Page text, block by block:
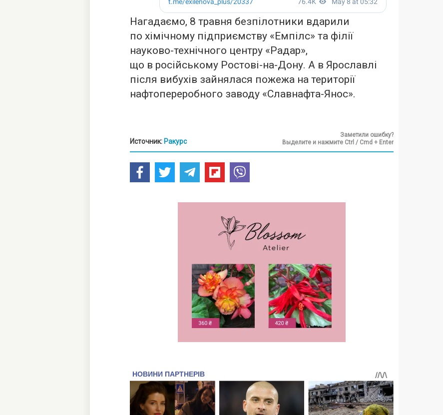
Нагадаємо, 8 травня безпілотники вдарили
по хімічному підприємству «Емпілс» та філії
науково-технічного центру «Радар»,
що в російському Ростові-на-Дону. А в Ярославлі
після вибухів зайнялася пожежа на території
нафтопереробного заводу «Славнафта-Янос».
Источник: Ракурс
Заметили ошибку?
Выделите и нажмите Ctrl / Cmd + Enter